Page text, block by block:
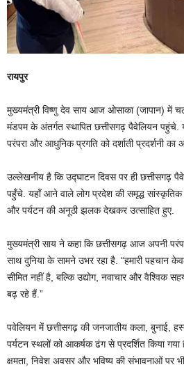
रायपुर
मुख्यमंत्री विष्णु देव साय आज ओसाका (जापान) में
मंडपम के अंतर्गत स्थापित छत्तीसगढ़ पैवेलियन पहुंचे.
परंपरा और आधुनिक प्रगति को दर्शाती प्रदर्शनी का
उल्लेखनीय है कि उद्घाटन दिवस पर ही छत्तीसगढ़
पहुँचे. यहाँ आने वाले लोग प्रदेश की समृद्ध सांस्कृतिक
और पर्यटन की अनूठी झलक देखकर उत्साहित हुए.
मुख्यमंत्री साय ने कहा कि छत्तीसगढ़ आज अपनी
साथ दुनिया के सामने उभर रहा है. “हमारी पहचान
सीमित नहीं है, बल्कि उद्योग, नवाचार और वैश्विक
बढ़ रहे हैं.”
पवेलियन में छत्तीसगढ़ की जनजातीय कला, बुनाई,
पर्यटन स्थलों को आकर्षक ढंग से प्रदर्शित किया
क्षमता, निवेश अवसर और भविष्य की संभावनाओं पर भी